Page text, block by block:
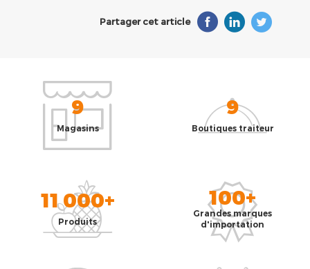
Partager cet article
9
Magasins
9
Boutiques traiteur
11 000+
Produits
100+
Grandes marques
d'importation